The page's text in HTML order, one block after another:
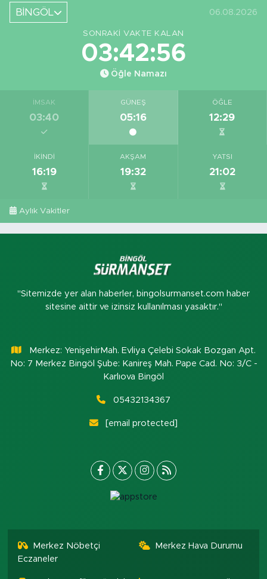
BİNGÖL 06.08.2026
SONRAKI VAKTE KALAN
03:42:56
Öğle Namazı
İMSAK
03:40
GÜNEŞ
05:16
ÖĞLE
12:29
İKINDI
16:19
AKŞAM
19:32
YATSI
21:02
Aylık Vakitler
"Sitemizde yer alan haberler, bingolsurmanset.com haber
sitesine aittir ve izinsiz kullanılması yasaktır."
Merkez: YenişehirMah. Evliya Çelebi Sokak Bozgan Apt.
No: 7 Merkez Bingöl Şube: Kanireş Mah. Pape Cad. No: 3/C -
Karlıova Bingöl
05432134367
[email protected]
Merkez Nöbetçi
Eczaneler
Merkez Hava Durumu